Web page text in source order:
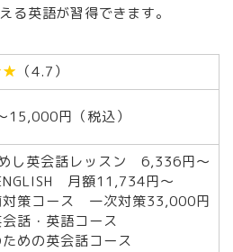
る英語が習得できます。
（4.7）
15,000円（税込）
し英会話レッスン 6,336円〜
月額11,734円〜
対策コース 一次対策33,000円
話・英語コース
めの英会話コース